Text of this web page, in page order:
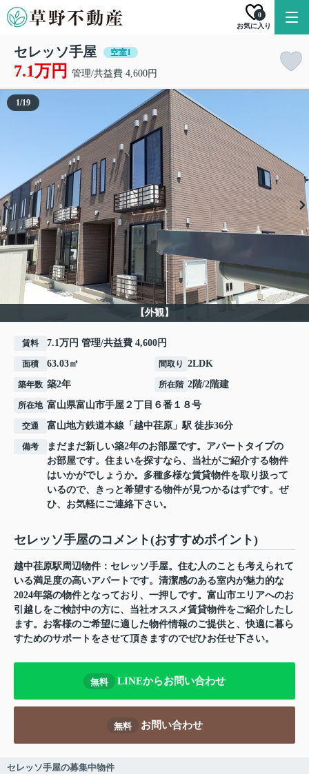
お気に入り
0
セレッソ手屋 空室1
7.1万円 管理/共益費 4,600円
【外観】
1/19
賃料 7.1万円 管理/共益費 4,600円
面積 63.03㎡ 間取り 2LDK
築年数 築2年 所在階 2階/2階建
所在地 富山県富山市手屋 ２丁目６番１８号
交通 富山地方鉄道本線 「 越中荏原 」駅 徒歩36分
備考
まだまだ新しい築2年のお部屋です。アパートタイプの
お部屋です。住まいを探すなら、当社がご紹介する物件
はいかがでしょうか。多種多様な賃貸物件を取り扱って
いるので、きっと希望する物件が見つかるはずです。ぜ
ひ、お気軽にご連絡下さい。
セレッソ手屋のコメント(おすすめポイント)
越中荏原駅周辺物件：セレッソ手屋。住む人のことも考えられて
いる満足度の高いアパートです。清潔感のある室内が魅力的な
2024年築の物件となっており、一押しです。富山市エリアへのお
引越しをご検討中の方に、当社オススメ賃貸物件をご紹介したし
ます。お客様のご希望に適した物件情報のご提供と、快適に暮ら
すためのサポートをさせて頂きますのでぜひお任せ下さい。
無料 LINEからお問い合わせ
無料 お問い合わせ
セレッソ手屋の募集中物件